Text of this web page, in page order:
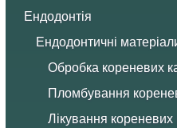
Ендодонтія
Ендодонтичні
Обробка кореневих
Пломбування
Лікування кореневих